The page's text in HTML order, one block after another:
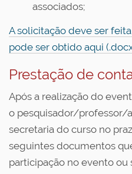
associados;
A solicitação deve ser
pode ser obtido aqui
Prestação de
Após a realização do
o pesquisador/professor/
secretaria do curso no
seguintes documentos
participação no evento ou